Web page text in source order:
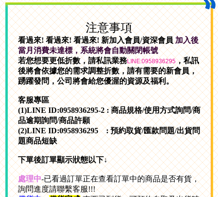
注意事項
看過來!看過來!看過來! 新加入會員/資深會員加入後
當月消費未達標，系統將會自動關閉帳號
若您想要更低折數，請私訊業務LINE:0958936295，私訊
後將會依據您的需求調整折數，請有需要的新會員，
踴躍發問，公司將會給您優渥的資源及福利。
客服專區
(1)LINE ID:0958936295-2 : 商品規格/使用方式詢問/商
品逾期詢問/商品許願
(2)LINE ID:0958936295 : 預約取貨/匯款問題/出貨問
題商品短缺
下單後訂單顯示狀態以下↓
處理中-已看過訂單正在查看訂單中的商品是否有貨，
詢問進度請聯繫客服!!!